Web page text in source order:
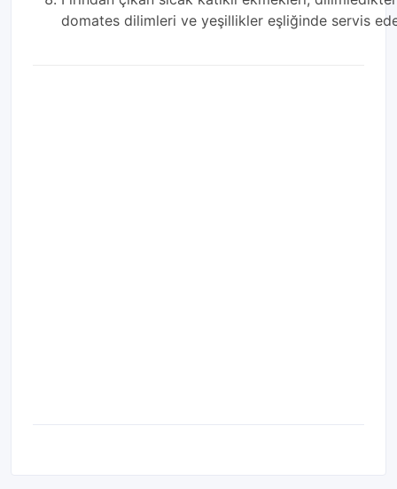
domates dilimleri ve yeşillikler eşliğinde servis